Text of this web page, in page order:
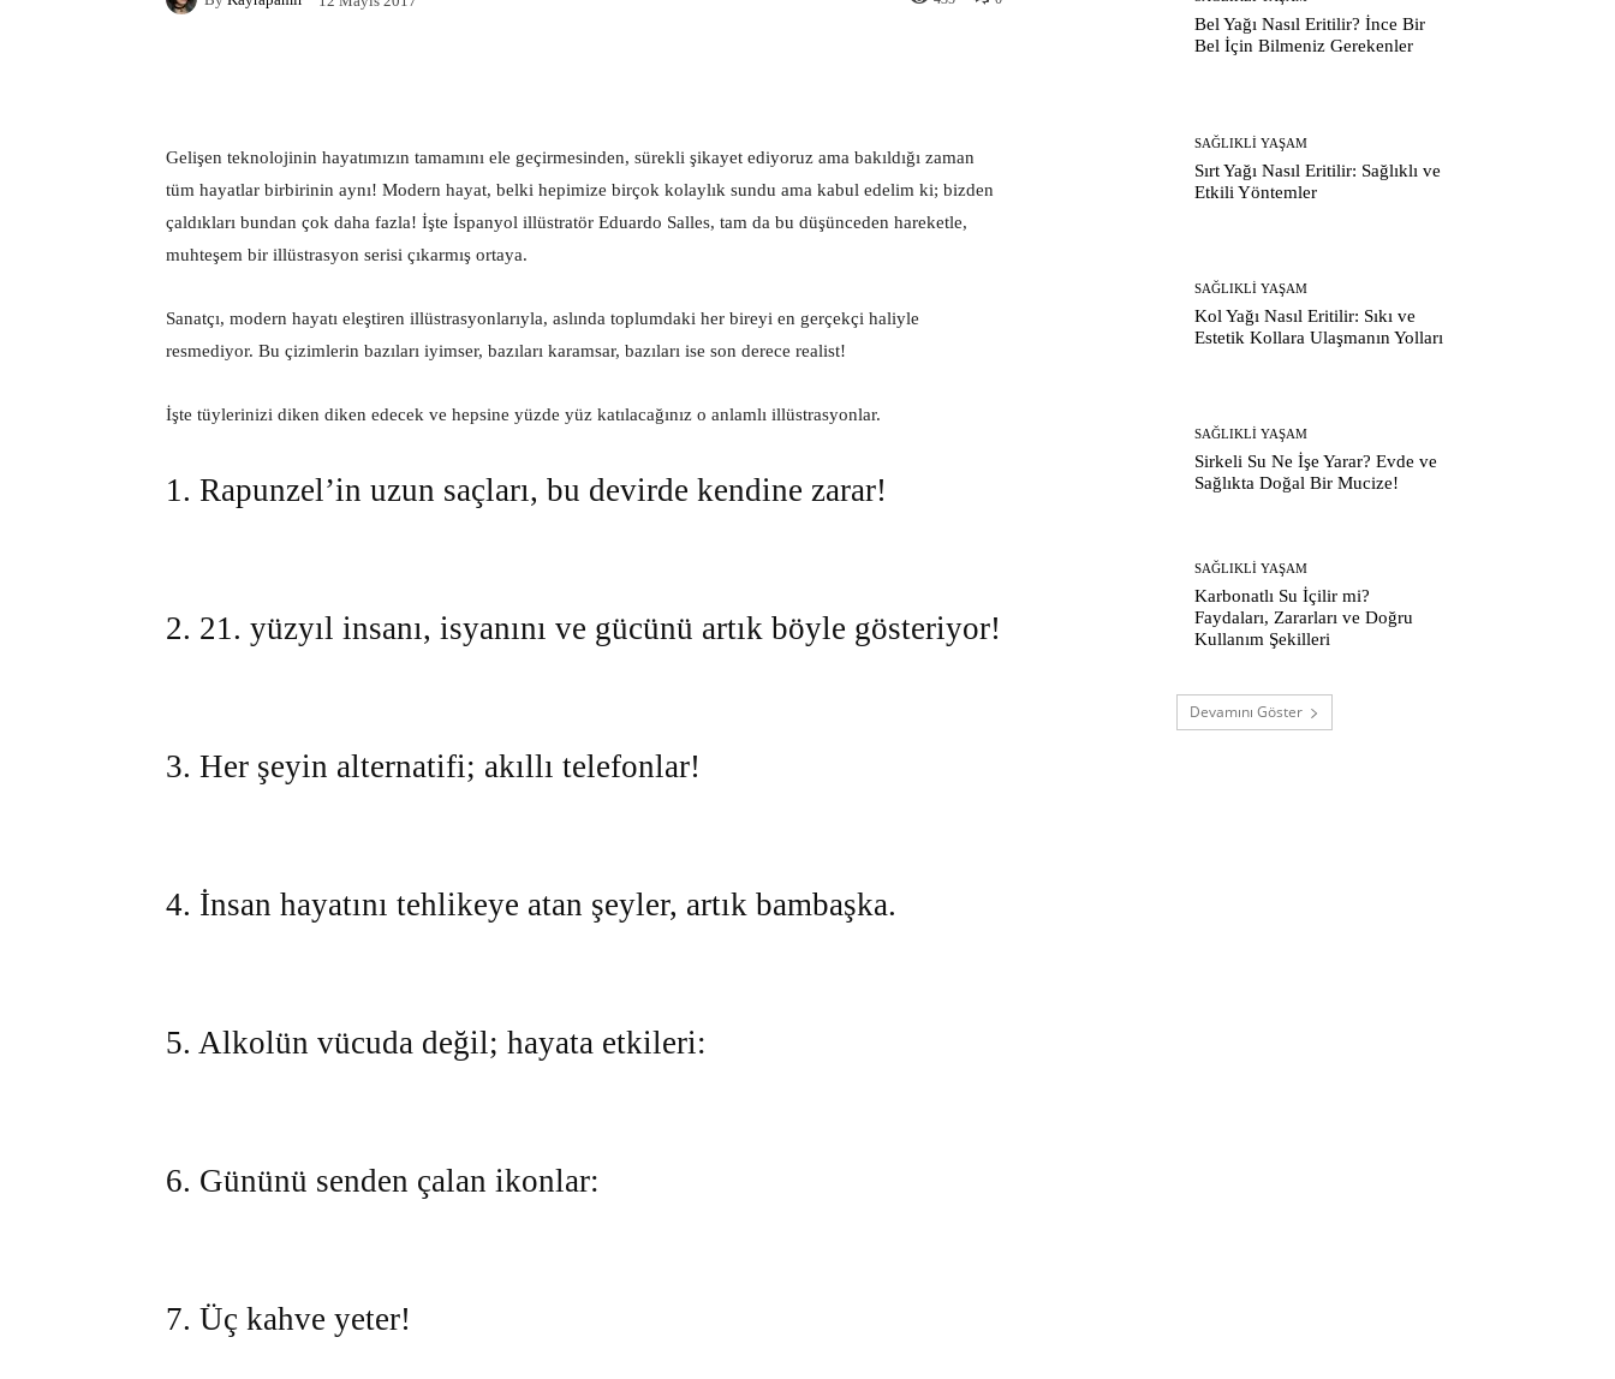
Gelişen teknolojinin hayatımızın tamamını ele geçirmesinden, sürekli şikayet ediyoruz ama bakıldığı zaman
tüm hayatlar birbirinin aynı! Modern hayat, belki hepimize birçok kolaylık sundu ama kabul edelim ki; bizden
çaldıkları bundan çok daha fazla! İşte İspanyol illüstratör Eduardo Salles, tam da bu düşünceden hareketle,
muhteşem bir illüstrasyon serisi çıkarmış ortaya.
Sanatçı, modern hayatı eleştiren illüstrasyonlarıyla, aslında toplumdaki her bireyi en gerçekçi haliyle
resmediyor. Bu çizimlerin bazıları iyimser, bazıları karamsar, bazıları ise son derece realist!
İşte tüylerinizi diken diken edecek ve hepsine yüzde yüz katılacağınız o anlamlı illüstrasyonlar.
1. Rapunzel’in uzun saçları, bu devirde kendine zarar!
2. 21. yüzyıl insanı, isyanını ve gücünü artık böyle gösteriyor!
3. Her şeyin alternatifi; akıllı telefonlar!
4. İnsan hayatını tehlikeye atan şeyler, artık bambaşka.
5. Alkolün vücuda değil; hayata etkileri:
6. Gününü senden çalan ikonlar:
7. Üç kahve yeter!
Bel Yağı Nasıl Eritilir? İnce Bir
Bel İçin Bilmeniz Gerekenler
SAĞLIKLI YAŞAM
Sırt Yağı Nasıl Eritilir: Sağlıklı ve
Etkili Yöntemler
SAĞLIKLI YAŞAM
Kol Yağı Nasıl Eritilir: Sıkı ve
Estetik Kollara Ulaşmanın Yolları
SAĞLIKLI YAŞAM
Sirkeli Su Ne İşe Yarar? Evde ve
Sağlıkta Doğal Bir Mucize!
SAĞLIKLI YAŞAM
Karbonatlı Su İçilir mi?
Faydaları, Zararları ve Doğru
Kullanım Şekilleri
Devamını Göster